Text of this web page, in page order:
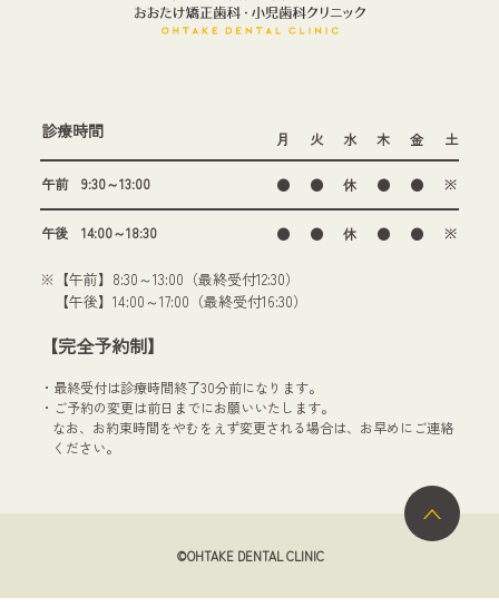
診療時間 月 火 水 木 金 土
午前 9:30～13:00 ● ● 休 ● ● ※
午後 14:00～18:30 ● ● 休 ● ● ※
※【午前】8:30～13:00（最終受付12:30）
【午後】14:00～17:00（最終受付16:30）
【完全予約制】
・最終受付は診療時間終了30分前になります。
・ご予約の変更は前日までにお願いいたします。
なお、お約束時間をやむをえず変更される場合は、お早めにご連絡
ください。
©OHTAKE DENTAL CLINIC